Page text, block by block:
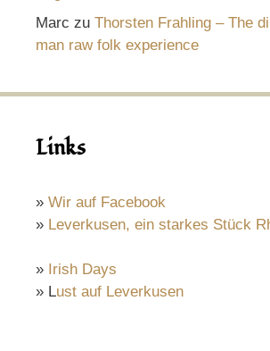
Marc zu Thorsten Frahling – The
man raw folk experience
Links
» Wir auf Facebook
» Leverkusen, ein starkes Stück
» Irish Days
» Lust auf Leverkusen